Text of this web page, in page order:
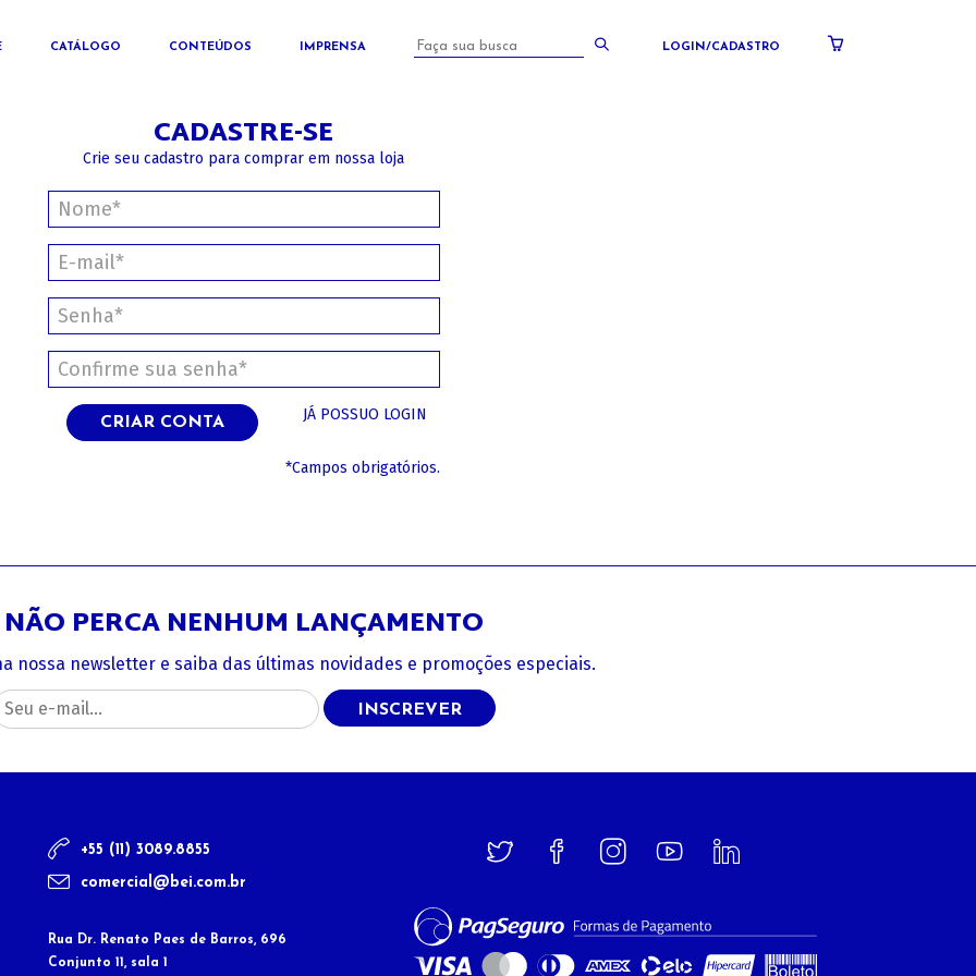
CATÁLOGO CONTEÚDOS IMPRENSA LOGIN/CADASTRO
CADASTRE-SE
Crie seu cadastro para comprar em nossa loja
CRIAR CONTA JÁ POSSUO LOGIN
*Campos obrigatórios.
NÃO PERCA NENHUM LANÇAMENTO
nossa newsletter e saiba das últimas novidades e promoções especiais.
INSCREVER
+55 (11) 3089.8855
comercial@bei.com.br
Rua Dr. Renato Paes de Barros, 696
Conjunto 11, sala 1